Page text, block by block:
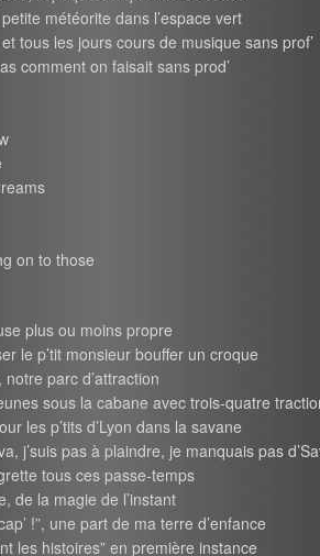
météorite dans l’espace vert
tous les jours cours de musique sans prof’
comment on faisait sans prod’
on to those
plus ou moins propre
le p’tit monsieur bouffer un croque
parc d’attraction
sous la cabane avec trois-quatre
les p’tits d’Lyon dans la savane
j’suis pas à plaindre, je manquais pas
tous ces passe-temps
de la magie de l’instant
!”, une part de ma terre d’enfance
les histoires” en première instance